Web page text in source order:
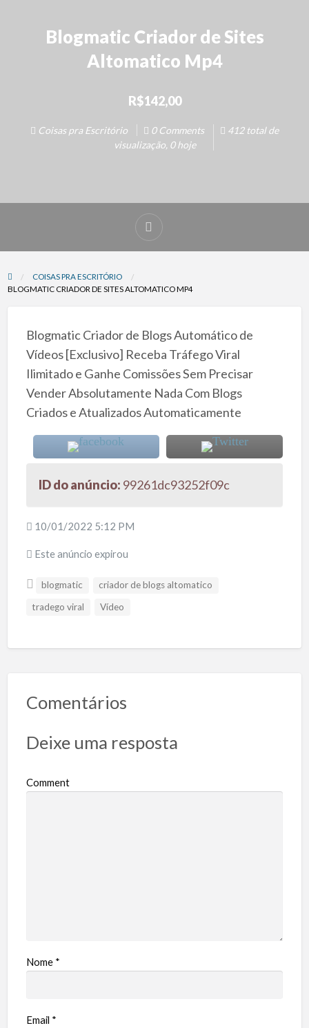
Blogmatic Criador de Sites
Altomatico Mp4
R$142,00
Coisas pra Escritório 0 Comments
412 total de
visualização, 0 hoje
COISAS PRA ESCRITÓRIO
BLOGMATIC CRIADOR DE SITES ALTOMATICO MP4
Blogmatic Criador de Blogs Automático de
Vídeos [Exclusivo] Receba Tráfego Viral
Ilimitado e Ganhe Comissões Sem Precisar
Vender Absolutamente Nada Com Blogs
Criados e Atualizados Automaticamente
ID do anúncio: 99261dc93252f09c
10/01/2022 5:12 PM
Este anúncio expirou
blogmatic
criador de blogs altomatico
tradego viral
Vídeo
Comentários
Deixe uma resposta
Comment
Nome *
Email *